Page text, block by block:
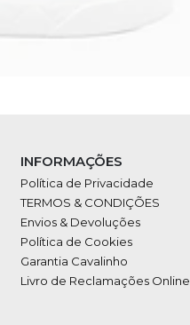
INFORMAÇÕES
Política de Privacidade
TERMOS & CONDIÇÕES
Envios & Devoluções
Política de Cookies
Garantia Cavalinho
Livro de Reclamações Online